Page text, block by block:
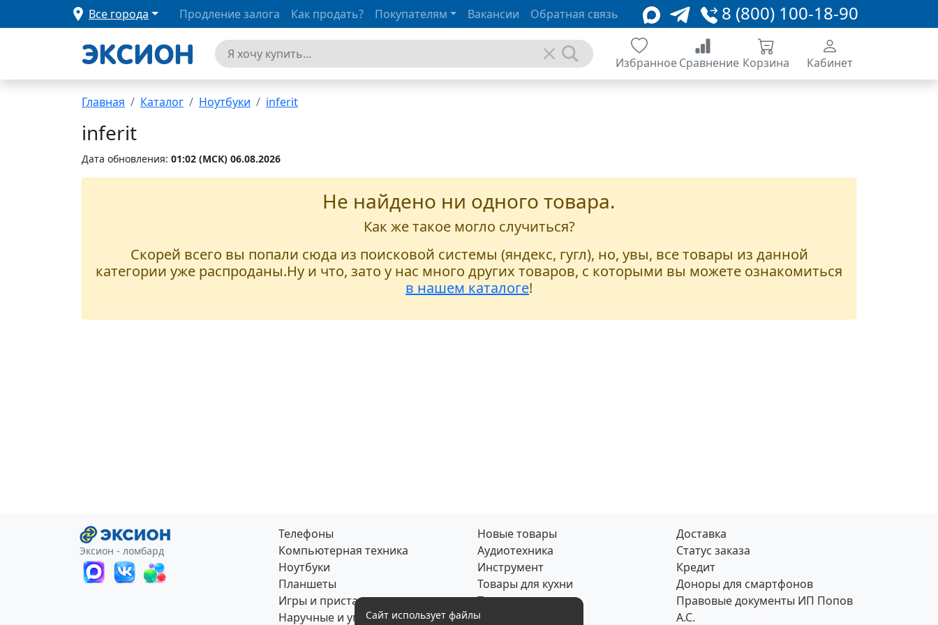
Все города 8 (800) 100-18-90
Продление залога Как продать? Покупателям Вакансии Обратная связь
ИзбранноеСравнение Корзина Кабинет
Главная Каталог Ноутбуки inferit
inferit
Дата обновления: 01:02 (MCК) 06.08.2026
Не найдено ни одного товара.
Как же такое могло случиться?
Скорей всего вы попали сюда из поисковой системы (яндекс, гугл), но, увы, все товары из данной
категории уже распроданы.Ну и что, зато у нас много других товаров, с которыми вы можете ознакомиться
в нашем каталоге!
Эксион - ломбард
Телефоны
Компьютерная техника
Ноутбуки
Планшеты
Игры и приставки
Наручные и умные часы
Новые товары
Аудиотехника
Инструмент
Товары для кухни
Товары для дома
Скупка по почте
Доставка
Статус заказа
Кредит
Доноры для смартфонов
Правовые документы ИП Попов
А.С.
Сайт использует файлы